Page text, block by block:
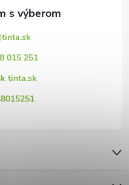
tinta.sk
015 251
tinta.sk